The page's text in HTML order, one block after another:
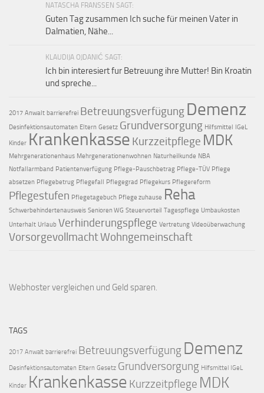
NATASCHA FRANSSEN SAGT:
Guten Tag zusammen Ich suche für meinen Vater in
Dalmatien, Nähe...
KLAUDIJA OJDANIĆ SAGT:
Ich bin interesiert fur Betreuung ihre Mutter! Bin Kroatin
und spreche...
2017 Anwalt barrierefrei Betreuungsverfügung Demenz
Desinfektionsautomaten Eltern Gesetz Grundversorgung Hilfsmittel IGeL
Kinder Krankenkasse Kurzzeitpflege MDK
Mehrgenerationenhaus Mehrgenerationenwohnen Naturheilkunde NBA
Notfallarmband Patientenverfügung Pflege-Pauschbetrag Pflege-TÜV Pflege
absetzen Pflegebetrug Pflegefall Pflegegrad Pflegekurs Pflegereform
Pflegestufen Pflegetagebuch Pflege zuhause Reha
Schwerbehindertenausweis Senioren WG Steuervorteil Tagespflege Umbaukosten
Unterhalt Urlaub Verhinderungspflege Vertretung Videoüberwachung
VorsorgevollmachtWohngemeinschaft
Webhoster vergleichen und Geld sparen.
TAGS
2017 Anwalt barrierefrei Betreuungsverfügung Demenz
Desinfektionsautomaten Eltern Gesetz Grundversorgung Hilfsmittel IGeL
Kinder Krankenkasse Kurzzeitpflege MDK